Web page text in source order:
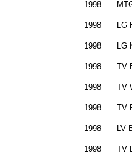
1998
1998
LG
1998
LG
1998
TV
1998
TV
1998
TV
1998
LV
1998
TV